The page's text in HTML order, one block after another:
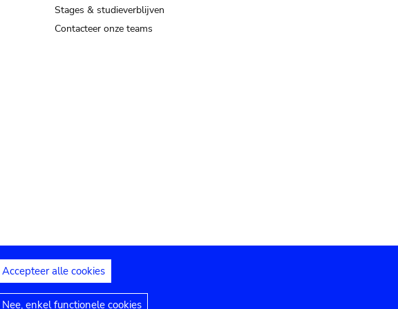
Stages & studieverblijven
Contacteer onze teams
Juridische mededelingen
Accepteer alle cookies
Nee, enkel functionele cookies